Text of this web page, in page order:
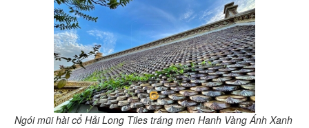
Ngói mũi hài cổ Hải Long Tiles tráng men Hanh Vàng Ánh Xanh